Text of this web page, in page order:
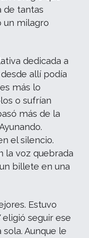
de tantas
un milagro
dedicada a
allí podía
más lo
o sufrían
más de la
el silencio.
la voz quebrada
billete en una
Estuvo
eligió seguir ese
Aunque le